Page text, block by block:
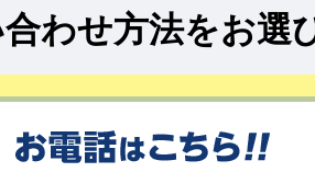
わせ方法をお選